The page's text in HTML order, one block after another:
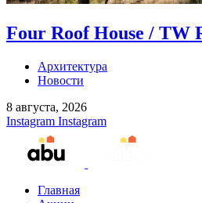
Four Roof House / TW
Архитектура
Новости
8 августа, 2026
Instagram Instagram
Главная